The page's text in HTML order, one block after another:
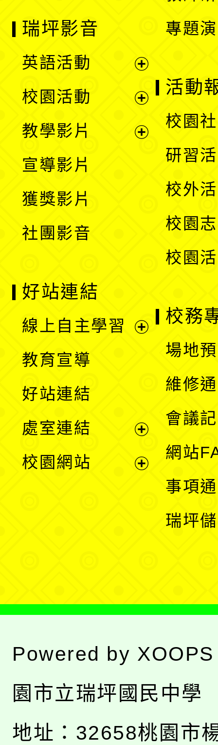
專題
瑞坪影音
英語活動
選
校園活動
教學影片
宣導影片
獲獎影片
社團影音
活動
校園
研習
校外
校園
校園
好站連結
線上自主學習
單
教育宣導
好站連結
處室連結
校園網站
校務
場地
維修
會議
網站
事項
瑞坪
Powered by XOOPS
園市立瑞坪國民中學
地址： 32658桃園市